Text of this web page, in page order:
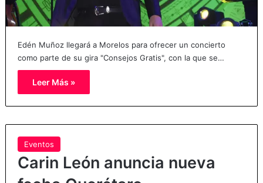
Edén Muñoz llegará a Morelos para ofrecer un concierto
como parte de su gira "Consejos Gratis", con la que se…
Leer Más »
Eventos
Carin León anuncia nueva